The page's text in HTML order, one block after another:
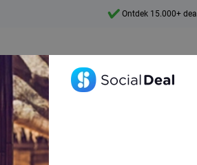
7 dagen per week